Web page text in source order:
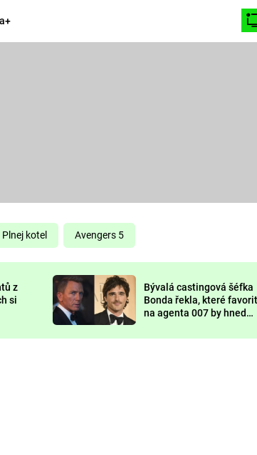
KOMEDIE
CHUCK
NORRIS
DEADPOOL
Prima
Sledujte nás
Plnej kotel Avengers 5
z
si
Bývalá castingová šéfka
Bonda řekla, které
na agenta 007 by hned